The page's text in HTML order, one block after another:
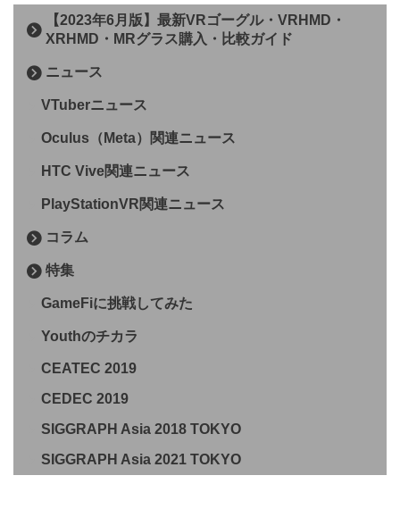
【2023年6月版】最新VRゴーグル・VRHMD・
XRHMD・MRグラス購入・比較ガイド
ニュース
VTuberニュース
Oculus（Meta）関連ニュース
HTC Vive関連ニュース
PlayStationVR関連ニュース
コラム
特集
GameFiに挑戦してみた
Youthのチカラ
CEATEC 2019
CEDEC 2019
SIGGRAPH Asia 2018 TOKYO
SIGGRAPH Asia 2021 TOKYO